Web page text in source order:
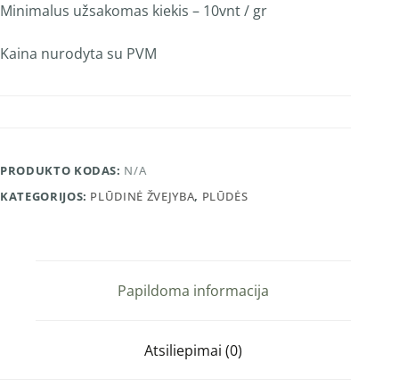
Minimalus užsakomas kiekis – 10vnt / gr
Kaina nurodyta su PVM
PRODUKTO KODAS: N/A
KATEGORIJOS: PLŪDINĖ ŽVEJYBA, PLŪDĖS
Papildoma informacija
Atsiliepimai (0)